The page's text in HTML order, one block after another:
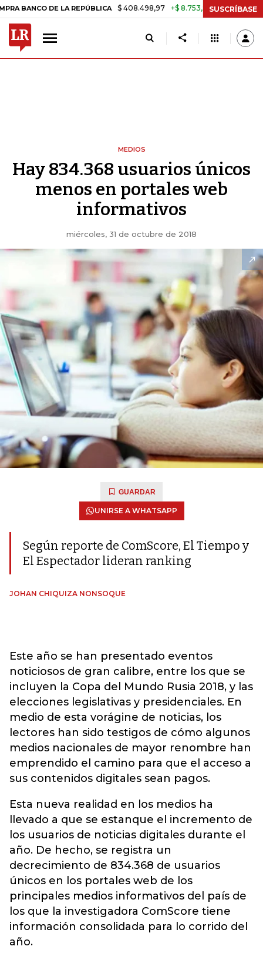
DE LA REPÚBLICA $ 408.498,97 +$ 8.753,81 +2,19% TASA DE
SUSCRÍBASE
MEDIOS
Hay 834.368 usuarios únicos
menos en portales web
informativos
miércoles, 31 de octubre de 2018
GUARDAR
UNIRSE A WHATSAPP
Según reporte de ComScore, El Tiempo y
El Espectador lideran ranking
JOHAN CHIQUIZA NONSOQUE
Este año se han presentado eventos
noticiosos de gran calibre, entre los que se
incluyen la Copa del Mundo Rusia 2018, y las
elecciones legislativas y presidenciales. En
medio de esta vorágine de noticias, los
lectores han sido testigos de cómo algunos
medios nacionales de mayor renombre han
emprendido el camino para que el acceso a
sus contenidos digitales sean pagos.
Esta nueva realidad en los medios ha
llevado a que se estanque el incremento de
los usuarios de noticias digitales durante el
año. De hecho, se registra un
decrecimiento de 834.368 de usuarios
únicos en los portales web de los
principales medios informativos del país de
los que la investigadora ComScore tiene
información consolidada para lo corrido del
año.